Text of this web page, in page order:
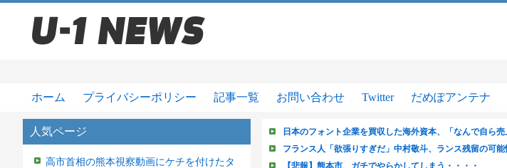
ホーム プライバシーポリシー 記事一覧 お問い合わせ Twitter だめぽアンテナ
人気ページ
高市首相の熊本視察動画にケチを付けたタ